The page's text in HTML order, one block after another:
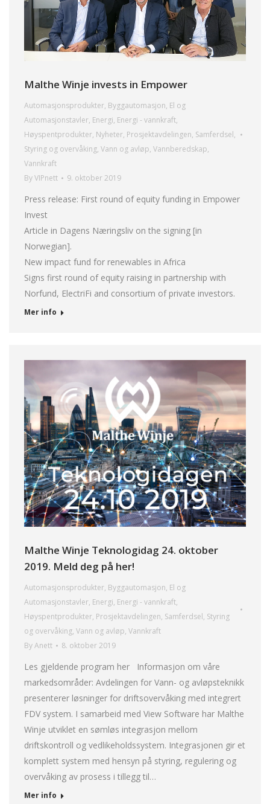
Malthe Winje invests in Empower
Automasjonsprodukter, Byggautomasjon, El og
Automasjonstavler, Energi, Energi - vannkraft,
Høyspentprodukter, Nyheter, Prosjektavdelingen, Samferdsel,
Styring og overvåking, Vann og avløp, Vannberedskap,
Vannkraft
ByVIPnett 9. oktober 2019
Press release: First round of equity funding in Empower
Invest
Article in Dagens Næringsliv on the signing [in
Norwegian].
New impact fund for renewables in Africa
Signs first round of equity raising in partnership with
Norfund, ElectriFi and consortium of private investors.
Mer info
Malthe Winje Teknologidag 24. oktober
2019. Meld deg på her!
Automasjonsprodukter, Byggautomasjon, El og
Automasjonstavler, Energi, Energi - vannkraft,
Høyspentprodukter, Prosjektavdelingen, Samferdsel, Styring
og overvåking, Vann og avløp, Vannkraft
ByAnett 8. oktober 2019
Les gjeldende program her Informasjon om våre
markedsområder: Avdelingen for Vann- og avløpsteknikk
presenterer løsninger for driftsovervåking med integrert
FDV system. I samarbeid med View Software har Malthe
Winje utviklet en sømløs integrasjon mellom
driftskontroll og vedlikeholdssystem. Integrasjonen gir et
komplett system med hensyn på styring, regulering og
overvåking av prosess i tillegg til…
Mer info